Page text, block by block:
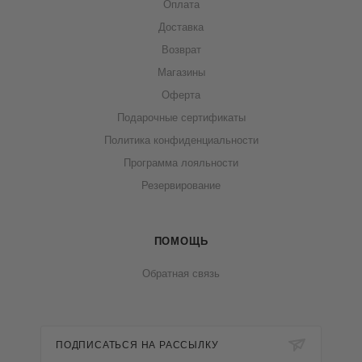
Оплата
Доставка
Возврат
Магазины
Оферта
Подарочные сертификаты
Политика конфиденциальности
Программа лояльности
Резервирование
ПОМОЩЬ
Обратная связь
ПОДПИСАТЬСЯ НА РАССЫЛКУ